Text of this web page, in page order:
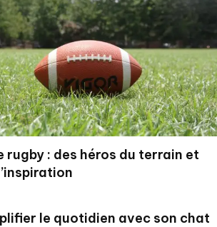
rugby : des héros du terrain et
le quotidien avec son chat